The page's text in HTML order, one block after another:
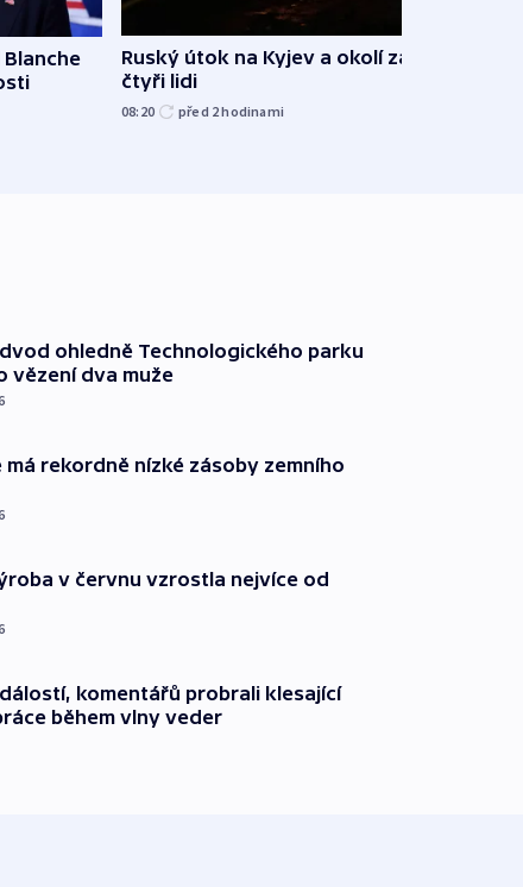
Ruský útok na Kyjev a okolí zabil
čtyři lidi
08:20 před 2hodinami
ohledně Technologického parku
vězení dva muže
má rekordně nízké zásoby zemního
v červnu vzrostla nejvíce od
komentářů probrali klesající
během vlny veder